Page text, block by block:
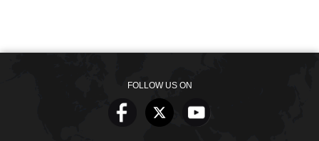
FOLLOW US ON